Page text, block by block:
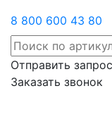
8 800 600 43 80
Отправить запрос
Заказать звонок